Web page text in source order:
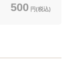
500 円(税込)